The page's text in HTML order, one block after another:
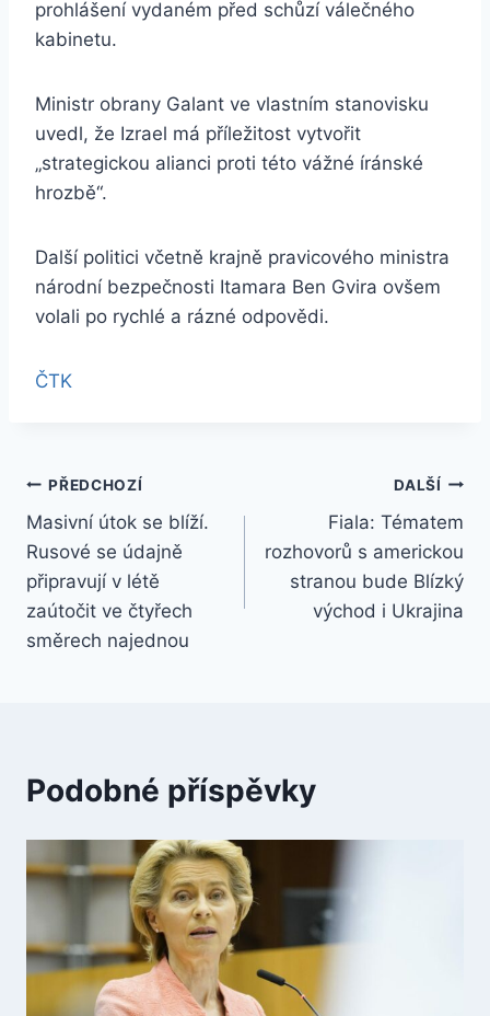
prohlášení vydaném před schůzí válečného
kabinetu.
Ministr obrany Galant ve vlastním stanovisku
uvedl, že Izrael má příležitost vytvořit
„strategickou alianci proti této vážné íránské
hrozbě“.
Další politici včetně krajně pravicového ministra
národní bezpečnosti Itamara Ben Gvira ovšem
volali po rychlé a rázné odpovědi.
ČTK
Navigace
pro
příspěvek
PŘEDCHOZÍ
Masivní útok se blíží.
Rusové se údajně
připravují v létě
zaútočit ve čtyřech
směrech najednou
DALŠÍ
Fiala: Tématem
rozhovorů s americkou
stranou bude Blízký
východ i Ukrajina
Podobné příspěvky